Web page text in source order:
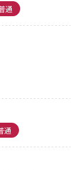
通
通